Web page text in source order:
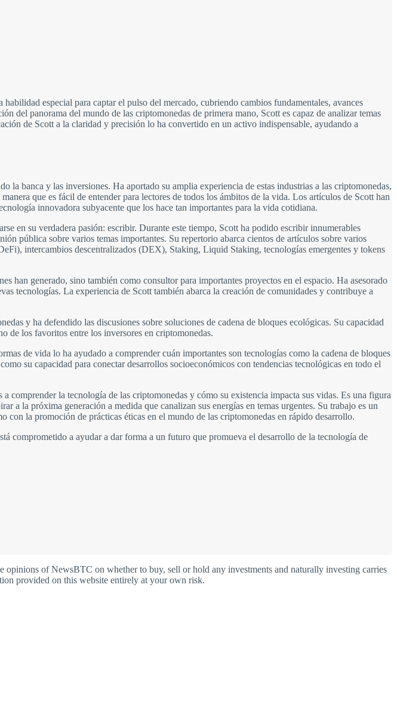
especial para captar el pulso del mercado, cubriendo cambios fundamentales, avances
del panorama del mundo de las criptomonedas de primera mano, Scott es capaz de analizar temas
de Scott a la claridad y precisión lo ha convertido en un activo indispensable, ayudando a
la banca y las inversiones. Ha aportado su amplia experiencia de estas industrias a las criptomonedas,
que es fácil de entender para lectores de todos los ámbitos de la vida. Los artículos de Scott han
innovadora subyacente que los hace tan importantes para la vida cotidiana.
en su verdadera pasión: escribir. Durante este tiempo, Scott ha podido escribir innumerables
pública sobre varios temas importantes. Su repertorio abarca cientos de artículos sobre varios
intercambios descentralizados (DEX), Staking, Liquid Staking, tecnologías emergentes y tokens
han generado, sino también como consultor para importantes proyectos en el espacio. Ha asesorado
tecnologías. La experiencia de Scott también abarca la creación de comunidades y contribuye a
y ha defendido las discusiones sobre soluciones de cadena de bloques ecológicas. Su capacidad
de los favoritos entre los inversores en criptomonedas.
de vida lo ha ayudado a comprender cuán importantes son tecnologías como la cadena de bloques
su capacidad para conectar desarrollos socioeconómicos con tendencias tecnológicas en todo el
comprender la tecnología de las criptomonedas y cómo su existencia impacta sus vidas. Es una figura
a la próxima generación a medida que canalizan sus energías en temas urgentes. Su trabajo es un
la promoción de prácticas éticas en el mundo de las criptomonedas en rápido desarrollo.
comprometido a ayudar a dar forma a un futuro que promueva el desarrollo de la tecnología de
of NewsBTC on whether to buy, sell or hold any investments and naturally investing carries
provided on this website entirely at your own risk.